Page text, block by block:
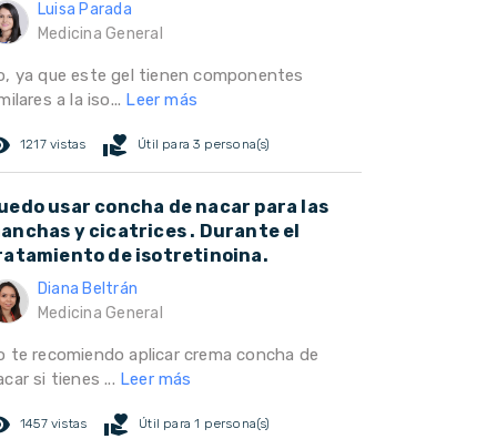
Luisa Parada
Medicina General
ya que este gel tienen componentes
a la iso... Leer más
1217 vistas volunteer_activism Útil para 3 persona(s)
usar concha de nacar para las
y cicatrices . Durante el
de isotretinoina.
Diana Beltrán
Medicina General
te recomiendo aplicar crema concha de
si tienes ... Leer más
1457 vistas volunteer_activism Útil para 1 persona(s)